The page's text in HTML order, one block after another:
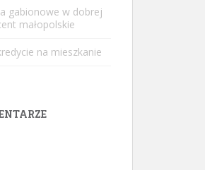
gabionowe w dobrej
małopolskie
na mieszkanie